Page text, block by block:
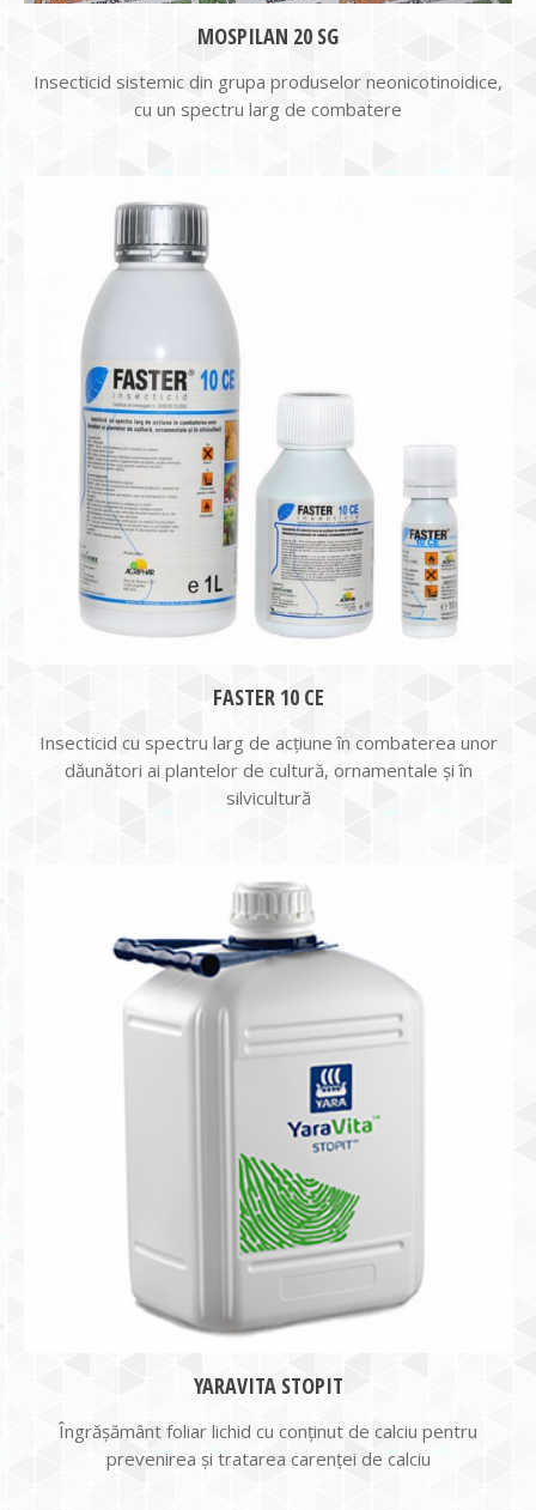
MOSPILAN 20 SG
Insecticid sistemic din grupa produselor neonicotinoidice,
cu un spectru larg de combatere
FASTER 10 CE
Insecticid cu spectru larg de acţiune în combaterea unor
dăunători ai plantelor de cultură, ornamentale şi în
silvicultură
YARAVITA STOPIT
Îngrăşământ foliar lichid cu conţinut de calciu pentru
prevenirea şi tratarea carenţei de calciu